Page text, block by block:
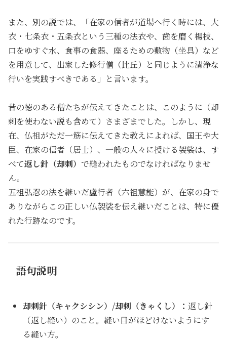
また、別の説では、「在家の信者が道場へ行く時には、大
衣・七条衣・五条衣という三種の法衣や、歯を磨く楊枝、
口をゆすぐ水、食事の食器、座るための敷物（坐具）など
を用意して、出家した修行僧（比丘）と同じように清浄な
行いを実践すべきである」と言います。
昔の徳のある僧たちが伝えてきたことは、このように（却
刺を使わない説も含めて）さまざまでした。しかし、現
在、仏祖がただ一筋に伝えてきた教えによれば、国王や大
臣、在家の信者（居士）、一般の人々に授ける袈裟は、す
べて返し針（却刺） で縫われたものでなければなりませ
ん。
五祖弘忍の法を継いだ盧行者（六祖慧能）が、在家の身で
ありながらこの正しい仏袈裟を伝え継いだことは、特に優
れた行跡なのです。
語句説明
却刺針（キャクシシン）/却刺（きゃくし）： 返し針
（返し縫い）のこと。縫い目がほどけないようにす
る縫い方。